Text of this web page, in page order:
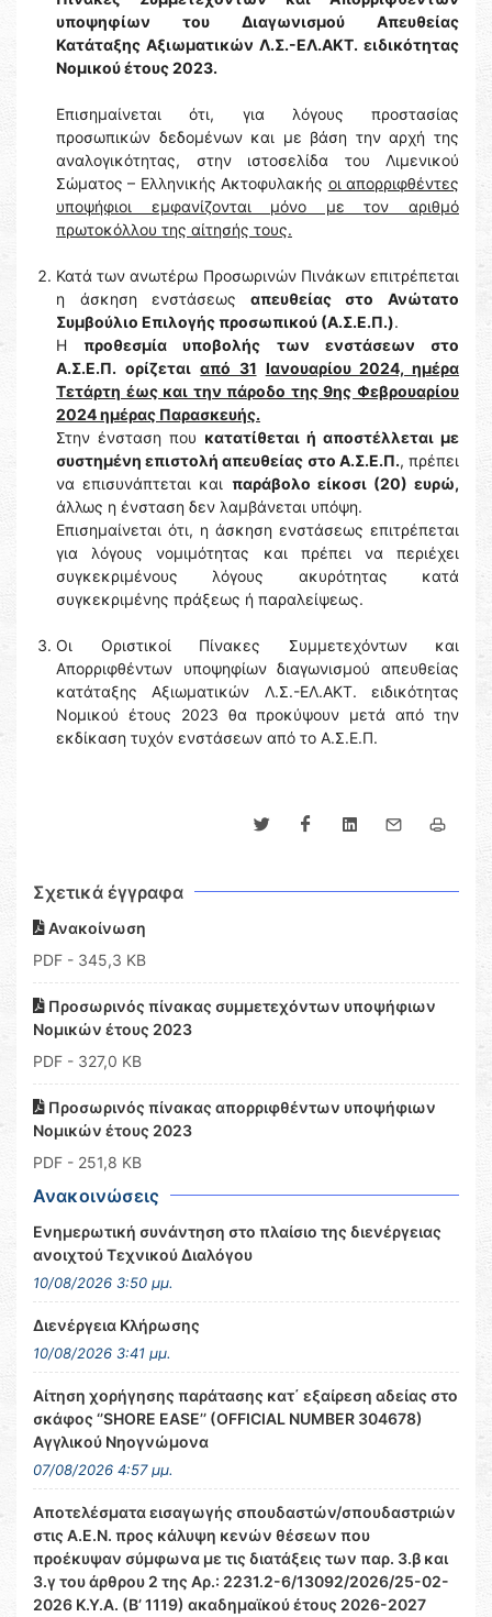
υποψηφίων του Διαγωνισμού Απευθείας
Κατάταξης Αξιωματικών Λ.Σ.-ΕΛ.ΑΚΤ. ειδικότητας
Νομικού έτους 2023.
Επισημαίνεται ότι, για λόγους προστασίας
προσωπικών δεδομένων και με βάση την αρχή της
αναλογικότητας, στην ιστοσελίδα του Λιμενικού
Σώματος – Ελληνικής Ακτοφυλακής οι απορριφθέντες
υποψήφιοι εμφανίζονται μόνο με τον αριθμό
πρωτοκόλλου της αίτησής τους.
Κατά των ανωτέρω Προσωρινών Πινάκων επιτρέπεται
η άσκηση ενστάσεως απευθείας στο Ανώτατο
Συμβούλιο Επιλογής προσωπικού (Α.Σ.Ε.Π.).
Ηπροθεσμία υποβολής των ενστάσεων στο
Α.Σ.Ε.Π. ορίζεται από 31 Ιανουαρίου 2024, ημέρα
Τετάρτη έως και την πάροδο της 9ης Φεβρουαρίου
2024 ημέρας Παρασκευής.
Στην ένσταση που κατατίθεται ή αποστέλλεται με
συστημένη επιστολή απευθείας στο Α.Σ.Ε.Π., πρέπει
να επισυνάπτεται και παράβολο είκοσι (20) ευρώ,
άλλως η ένσταση δεν λαμβάνεται υπόψη.
Επισημαίνεται ότι, η άσκηση ενστάσεως επιτρέπεται
για λόγους νομιμότητας και πρέπει να περιέχει
συγκεκριμένους λόγους ακυρότητας κατά
συγκεκριμένης πράξεως ή παραλείψεως.
Οι Οριστικοί Πίνακες Συμμετεχόντων και
Απορριφθέντων υποψηφίων διαγωνισμού απευθείας
κατάταξης Αξιωματικών Λ.Σ.-ΕΛ.ΑΚΤ. ειδικότητας
Νομικού έτους 2023 θα προκύψουν μετά από την
εκδίκαση τυχόν ενστάσεων από το Α.Σ.Ε.Π.
Σχετικά έγγραφα
Ανακοίνωση
PDF - 345,3 KB
Προσωρινός πίνακας συμμετεχόντων υποψήφιων
Νομικών έτους 2023
PDF - 327,0 KB
Προσωρινός πίνακας απορριφθέντων υποψήφιων
Νομικών έτους 2023
PDF - 251,8 KB
Ανακοινώσεις
Ενημερωτική συνάντηση στο πλαίσιο της διενέργειας
ανοιχτού Τεχνικού Διαλόγου
10/08/2026 3:50 μμ.
Διενέργεια Κλήρωσης
10/08/2026 3:41 μμ.
Αίτηση χορήγησης παράτασης κατ΄ εξαίρεση αδείας στο
σκάφος ‘’SHORE EASE’’ (OFFICIAL NUMBER 304678)
Αγγλικού Νηογνώμονα
07/08/2026 4:57 μμ.
Αποτελέσματα εισαγωγής σπουδαστών/σπουδαστριών
στις Α.Ε.Ν. προς κάλυψη κενών θέσεων που
προέκυψαν σύμφωνα με τις διατάξεις των παρ. 3.β και
3.γ του άρθρου 2 της Αρ.: 2231.2-6/13092/2026/25-02-
2026 Κ.Υ.Α. (Β’ 1119) ακαδημαϊκού έτους 2026-2027